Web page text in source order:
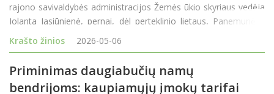
rajono savivaldybės administracijos Žemės ūkio skyriaus vedėja
Jolanta Jasiūnienė, pernai, dėl perteklinio lietaus, Panemunėlio
tiltui per Nemunėlio upę iškilo grėsmė ir susidarė avarinė
situacija - buvo nušliaužusi til
Krašto žinios 2026-05-06
Priminimas daugiabučių namų
bendrijoms: kaupiamųjų įmokų tarifai